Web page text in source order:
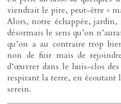
viendrait le pire, peut-être «
Alors, notre échappée,
désormais le sens qu’on
qu’on a au contraire trop
non de fuir mais de
d’œuvrer dans le huis-clos
respirant la terre, en
serein.